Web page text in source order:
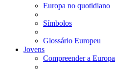
Europa no quotidiano
Símbolos
Glossário Europeu
Jovens
Compreender a Europa